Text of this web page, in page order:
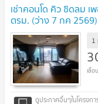
เช่าคอนโด คิว ชิดลม
ตรม. (ว่าง 7 กค 2569)
1